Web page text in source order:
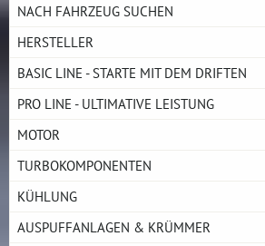
NACH FAHRZEUG SUCHEN
HERSTELLER
BASIC LINE - STARTE MIT DEM DRIFTEN
PRO LINE - ULTIMATIVE LEISTUNG
MOTOR
TURBOKOMPONENTEN
KÜHLUNG
AUSPUFFANLAGEN & KRÜMMER